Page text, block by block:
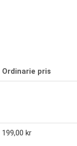
Ordinarie pris
199,00 kr